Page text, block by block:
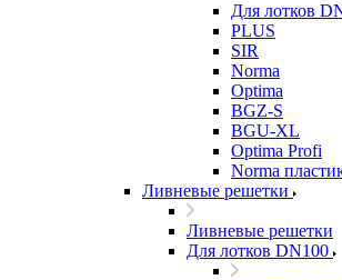
Для лотков
PLUS
SIR
Norma
Optima
BGZ-S
BGU-XL
Optima Profi
Norma
Ливневые решетки
Ливневые решетки
Для лотков DN100